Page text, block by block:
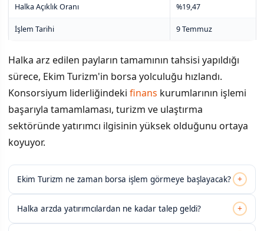
Halka Açıklık Oranı %19,47
İşlem Tarihi 9 Temmuz
Halka arz edilen payların tamamının tahsisi yapıldığı
sürece, Ekim Turizm'in borsa yolculuğu hızlandı.
Konsorsiyum liderliğindeki finans kurumlarının işlemi
başarıyla tamamlaması, turizm ve ulaştırma
sektöründe yatırımcı ilgisinin yüksek olduğunu ortaya
koyuyor.
Ekim Turizm ne zaman borsa işlem görmeye başlayacak? +
Halka arzda yatırımcılardan ne kadar talep geldi? +